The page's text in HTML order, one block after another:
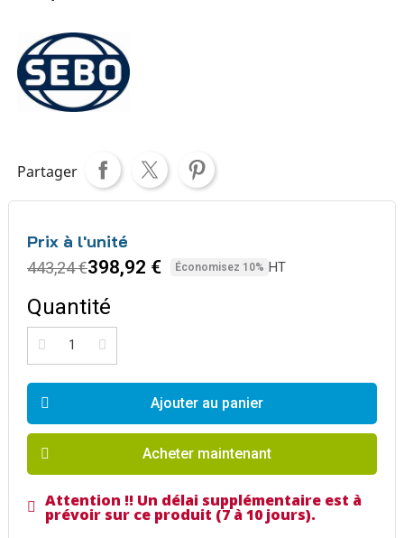
Partager
Prix à l'unité
443,24 €398,92 € Économisez 10% HT
Quantité
Ajouter au panier
Acheter maintenant
Attention !! Un délai supplémentaire est à
prévoir sur ce produit (7 à 10 jours).